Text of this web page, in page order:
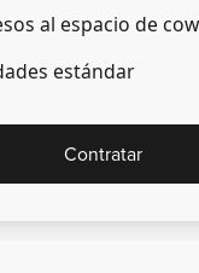
al espacio de
estándar
Contratar